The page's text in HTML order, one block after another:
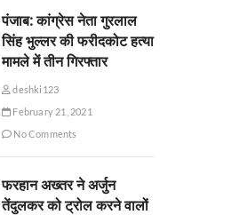
पंजाब: कांग्रेस नेता गुरलाल
सिंह भुल्लर की फरीदकोट हत्या
मामले में तीन गिरफ्तार
deshki123
February 21, 2021
No Comments
फरहान अख्तर ने अर्जुन
तेंदुलकर को ट्रोल करने वालों